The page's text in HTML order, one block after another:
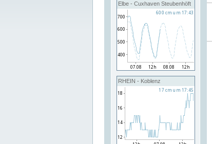
Elbe - Cuxhaven Steubenhöft
RHEIN - Koblenz